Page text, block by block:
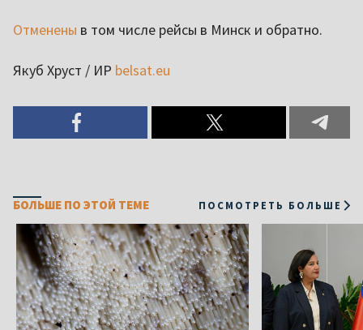
Отменены в том числе рейсы в Минск и обратно.
Якуб Хруст / ИР belsat.eu
БОЛЬШЕ ПО ЭТОЙ ТЕМЕ ПОСМОТРЕТЬ БОЛЬШЕ